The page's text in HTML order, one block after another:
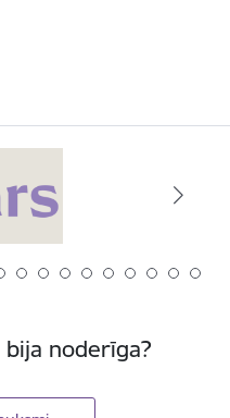
noderīga?